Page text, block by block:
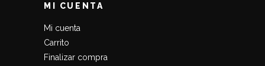
MI CUENTA
Mi cuenta
Carrito
Finalizar compra